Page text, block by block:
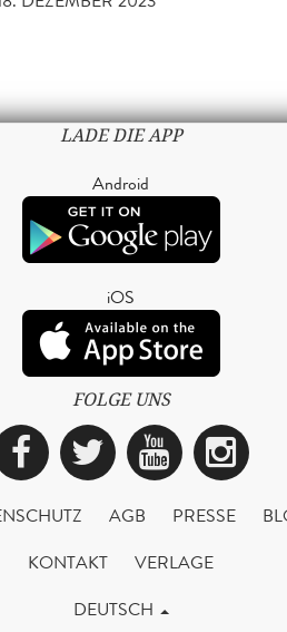
LADE DIE APP
Android
iOS
FOLGE UNS
Facebook
Twitter
AGB PRESSE
KONTAKT
VERLAGE
DEUTSCH